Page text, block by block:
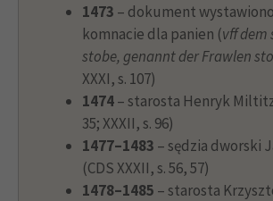
1473 – dokument
komnacie dla panien (vff dem
stobe, genannt der Frawlen
XXXI, s. 107)
1474– starosta Henryk Miltitz
35; XXXII, s. 96)
1477–1483 – sędzia dworski
(CDS XXXII, s. 56, 57)
1478–1485 – starosta